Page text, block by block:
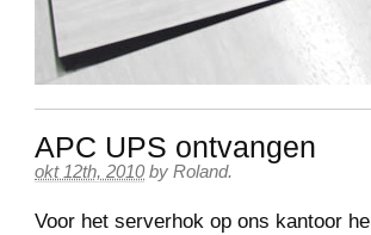
APC UPS ontvangen
okt 12th, 2010 by Roland.
Voor het serverhok op ons kantoor